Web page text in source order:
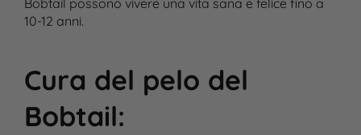
Bobtail possono vivere una vita sana e felice fino a
10-12 anni​.
Cura del pelo del
Bobtail: